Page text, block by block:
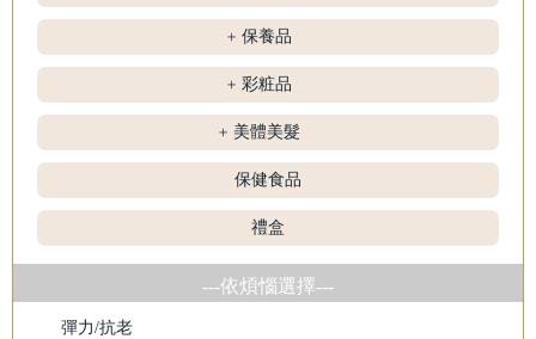
+ 保養品
+ 彩粧品
+ 美體美髮
保健食品
禮盒
---依煩惱選擇---
彈力/抗老